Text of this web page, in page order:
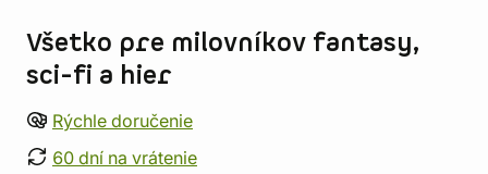
Všetko pre milovníkov fantasy,
sci-fi a hier
Rýchle doručenie
60 dní na vrátenie